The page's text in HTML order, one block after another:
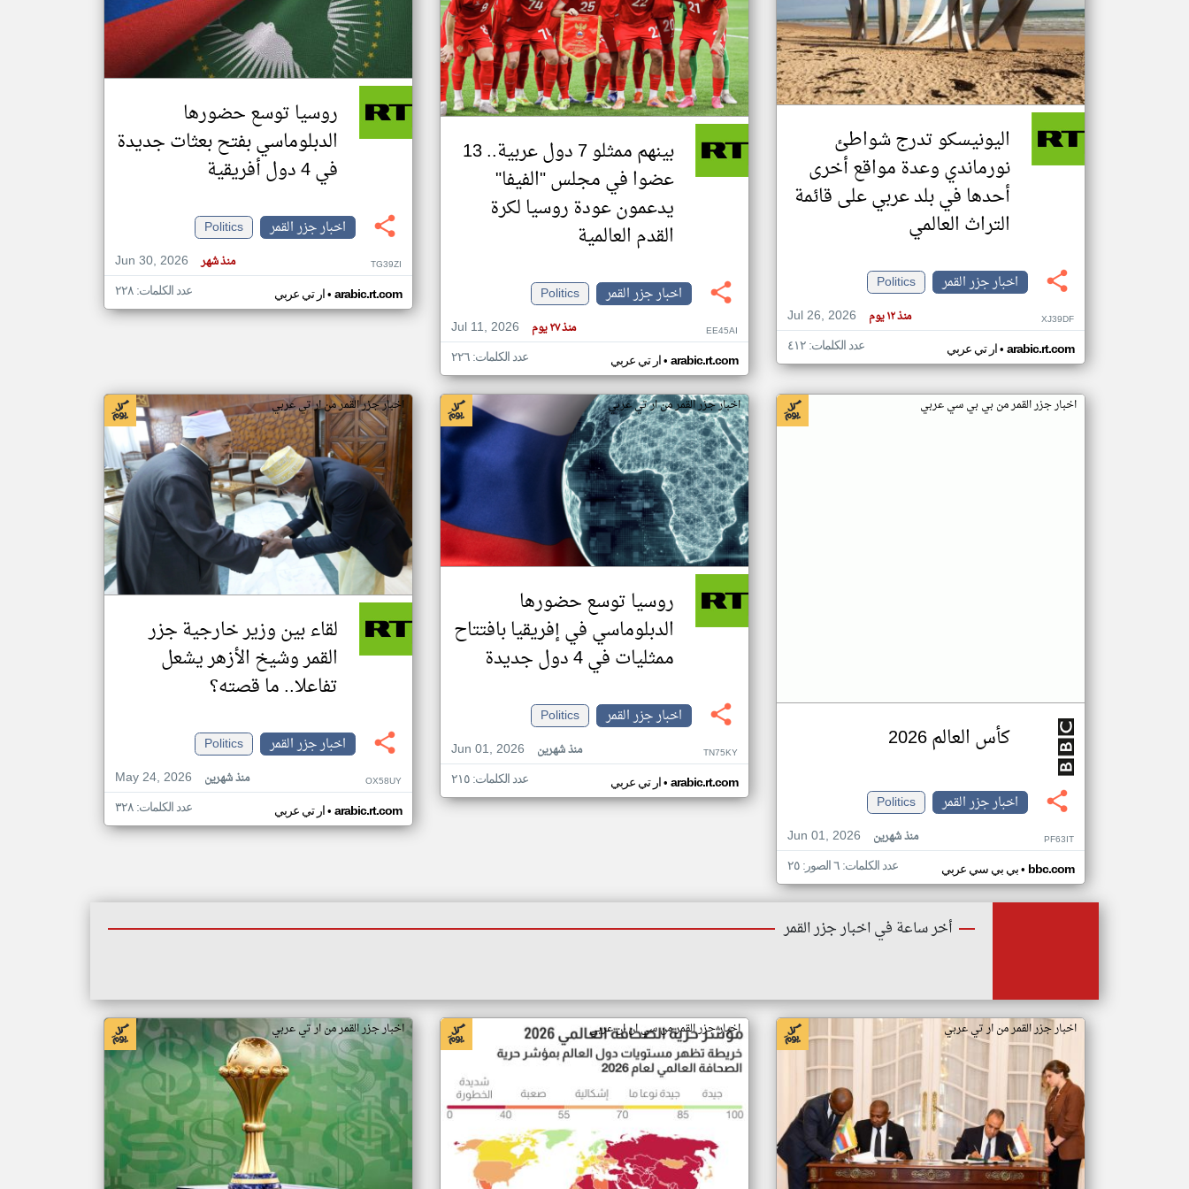
تغيير الدولة
اخبار جزر القمر على مدار الساعة
أهم اخبار جزر القمر العاجلة والمباشرة
اليونيسكو تدرج شواطئ
نورماندي وعدة مواقع أخرى
أحدها في بلد عربي على قائمة
التراث العالمي
اخبار جزر القمر
Politics
Jul 26, 2026
منذ ١٢ يوم XJ39DF
ار تي عربي• arabic.rt.com عدد الكلمات: ٤١٢
بينهم ممثلو 7 دول عربية.. 13
عضوا في مجلس "الفيفا"
يدعمون عودة روسيا لكرة
القدم العالمية
اخبار جزر القمر
Politics
Jul 11, 2026
منذ ٢٧ يوم EE45AI
ار تي عربي• arabic.rt.com عدد الكلمات: ٢٢٦
روسيا توسع حضورها
الدبلوماسي بفتح بعثات جديدة
في 4 دول أفريقية
اخبار جزر القمر
Politics
Jun 30, 2026
منذ شهر TG39ZI
ار تي عربي• arabic.rt.com عدد الكلمات: ٢٢٨
اخبار جزر القمر من بي بي سي عربي
كأس العالم 2026
اخبار جزر القمر
Politics
Jun 01, 2026
منذ شهرين PF63IT
بي بي سي عربي• bbc.com عدد الكلمات: ٦ الصور: ٢٥
اخبار جزر القمر من ار تي عربي
روسيا توسع حضورها
الدبلوماسي في إفريقيا بافتتاح
ممثليات في 4 دول جديدة
اخبار جزر القمر
Politics
Jun 01, 2026
منذ شهرين TN75KY
ار تي عربي• arabic.rt.com عدد الكلمات: ٢١٥
اخبار جزر القمر من ار تي عربي
لقاء بين وزير خارجية جزر
القمر وشيخ الأزهر يشعل
تفاعلا.. ما قصته؟
اخبار جزر القمر
Politics
May 24, 2026
منذ شهرين OX58UY
ار تي عربي• arabic.rt.com عدد الكلمات: ٣٢٨
أخر ساعة في اخبار جزر القمر
اخبار جزر القمر من ار تي عربي اخبار جزر القمر من سي ان ان عربي اخبار جزر القمر من ار تي عربي
klyoum.com